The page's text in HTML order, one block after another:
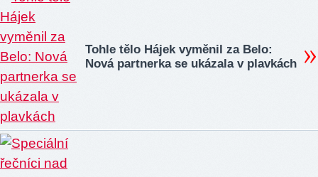
Tohle tělo Hájek vyměnil za Belo:
Nová partnerka se ukázala v plavkách